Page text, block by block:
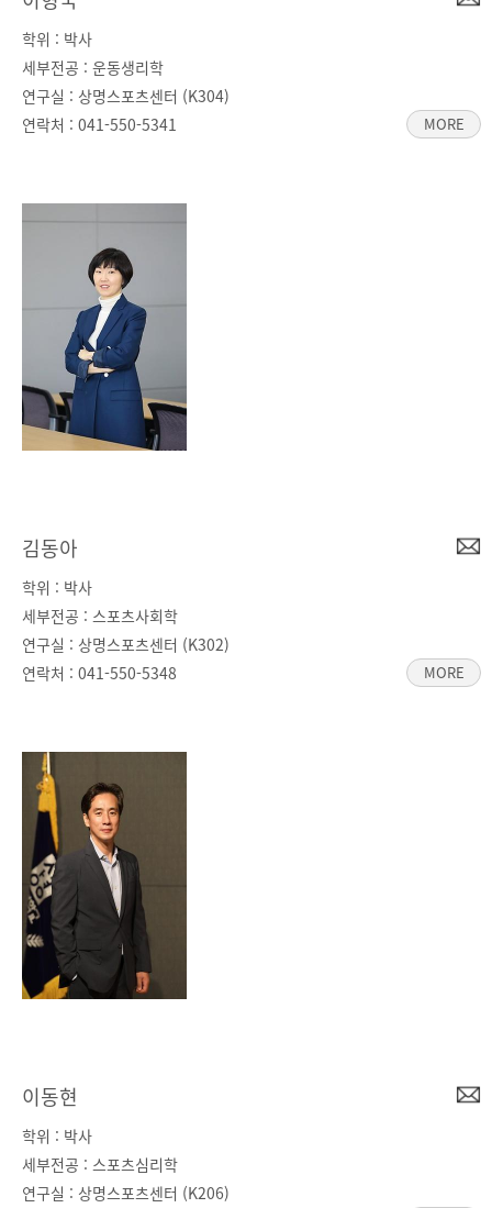
학위 : 박사
세부전공 : 운동생리학
연구실 : 상명스포츠센터 (K304)
연락처 : 041-550-5341 MORE
김동아
학위 : 박사
세부전공 : 스포츠사회학
연구실 : 상명스포츠센터 (K302)
연락처 : 041-550-5348 MORE
이동현
학위 : 박사
세부전공 : 스포츠심리학
연구실 : 상명스포츠센터 (K206)